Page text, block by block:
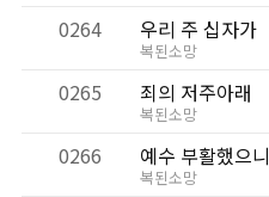
0264 우리 주 십자가
복된소망
0265 죄의 저주아래
복된소망
0266 예수 부활했으니
복된소망